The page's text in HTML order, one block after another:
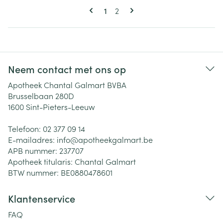
Pagina's
U lees momenteel pagina
1 Pagina
2
Neem contact met ons op
Apotheek Chantal Galmart BVBA
Brusselbaan 280D
1600 Sint-Pieters-Leeuw
Telefoon: 02 377 09 14
E-mailadres: info@apotheekgalmart.be
APB nummer: 237707
Apotheek titularis: Chantal Galmart
BTW nummer: BE0880478601
Klantenservice
FAQ